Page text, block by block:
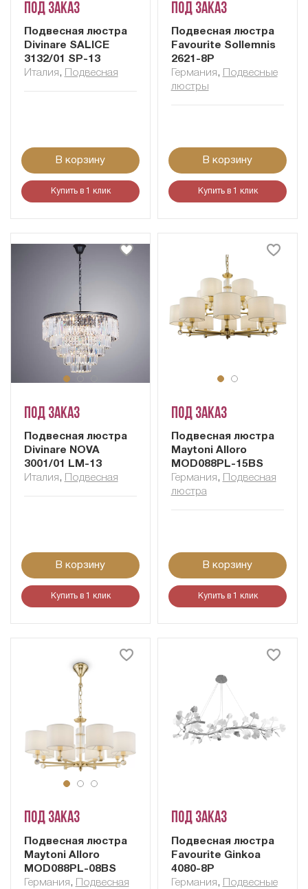
Под заказ
Подвесная люстра
Divinare SALICE
3132/01 SP-13
Италия , Подвесная
В корзину
Купить в 1 клик
Под заказ
Подвесная люстра
Favourite Sollemnis
2621-8P
Германия ,
Подвесные
люстры
В корзину
Купить в 1 клик
Под заказ
Подвесная люстра
Divinare NOVA
3001/01 LM-13
Италия , Подвесная
В корзину
Купить в 1 клик
Под заказ
Подвесная люстра
Maytoni Alloro
MOD088PL-15BS
Германия ,
Подвесная
люстра
В корзину
Купить в 1 клик
Под заказ
Подвесная люстра
Maytoni Alloro
MOD088PL-08BS
Германия , Подвесная
Под заказ
Подвесная люстра
Favourite Ginkoa
4080-8P
Германия , Подвесные